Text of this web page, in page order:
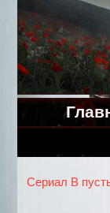
Сериал В